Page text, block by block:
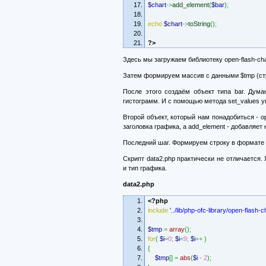
$chart->add_element($bar);
echo $chart->toString();
?>
Здесь мы загружаем библиотеку open-flash-
Затем формируем массив с данными $tmp
После этого создаём объект типа bar.
гистограмм. И с помощью метода set_values
Второй объект, который нам понадобиться -
заголовка графика, а add_element -
Последний шаг. Формируем строку в
Скрипт data2.php практически не
и тип графика.
data2.php
<?php
include '../lib/php-ofc-library/open-flash-
$tmp = array();
for( $i=0; $i<9; $i++ )
{
$tmp[] = abs($i - 2);